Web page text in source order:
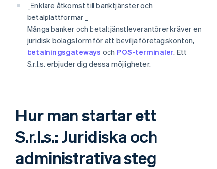
_Enklare åtkomst till banktjänster och
betalplattformar _
Många banker och betaltjänstleverantörer kräver en
juridisk bolagsform för att bevilja företagskonton,
betalningsgateways och POS-terminaler. Ett
S.r.l.s. erbjuder dig dessa möjligheter.
Hur man startar ett
S.r.l.s.: Juridiska och
administrativa steg